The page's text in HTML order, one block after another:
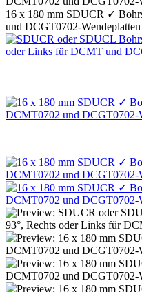
16 x 180 mm SDUCR ✓
und DCGT0702-Wendeplatten